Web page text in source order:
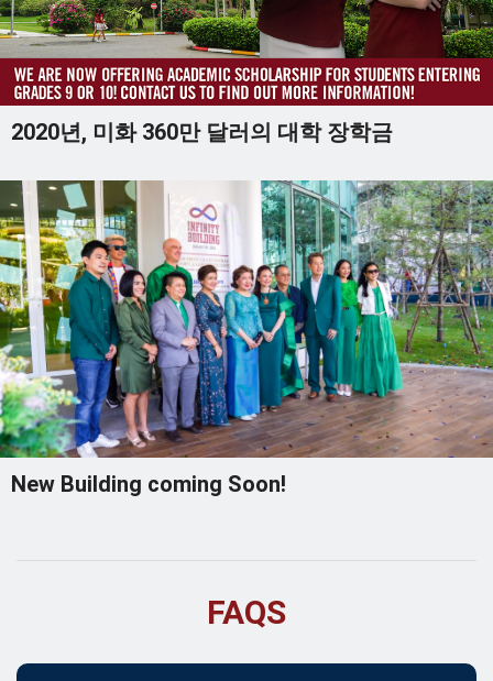
2020년, 미화 360만 달러의 대학 장학금
New Building coming Soon!
FAQS